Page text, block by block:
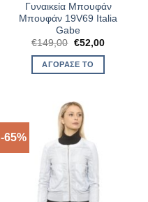
Γυναικεία Μπουφάν
Μπουφάν 19V69 Italia
Gabe
€149,00 Original
was:
€149,00.
€52,00Η
ΑΓΌΡΑΣΈ ΤΟ
-65%